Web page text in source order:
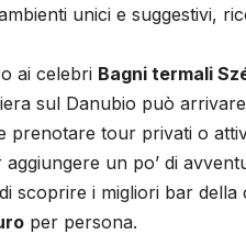
unici e suggestivi,
ai celebri Bagni termali
sul Danubio può
prenotare tour privati o
un po’ di
scoprire i migliori bar della
per persona.